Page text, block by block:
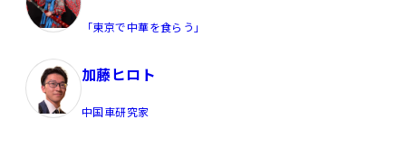
「東京で中華を食らう」
加藤ヒロト
中国車研究家